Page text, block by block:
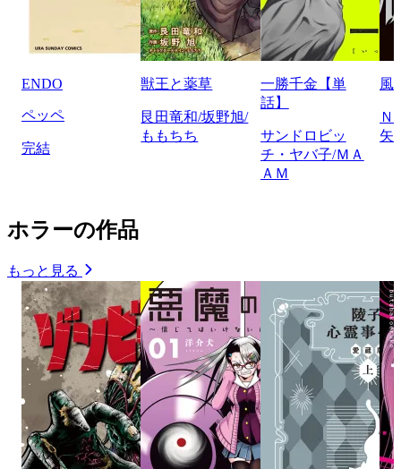
ENDO
ペッペ
完結
獣王と薬草
艮田竜和/坂野旭/
ももちち
一勝千金【単
話】
サンドロビッ
チ・ヤバ子/ＭＡ
ＡＭ
風
Ｎ
矢
ホラーの作品
もっと見る